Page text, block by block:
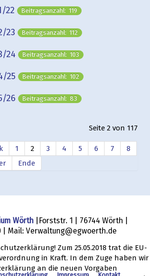
22 Beitragsanzahl: 119
23 Beitragsanzahl: 112
24 Beitragsanzahl: 103
25 Beitragsanzahl: 102
26 Beitragsanzahl: 83
Seite 2 von 117
1 2 3 4 5 6 7
8
Ende
Wörth |Forststr. 1 | 76744 Wörth |
| Mail: Verwaltung@egwoerth.de
Zum 25.05.2018 trat die EU-
in Kraft. In dem Zuge haben wir
an die neuen Vorgaben